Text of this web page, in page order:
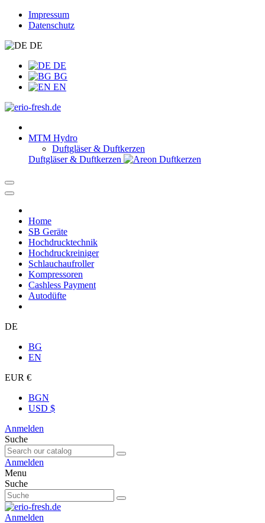
Impressum
Datenschutz
DE
DE
BG
EN
MTM Hydro
Duftgläser & Duftkerzen
Duftgläser & Duftkerzen
Home
SB Geräte
Hochdrucktechnik
Hochdruckreiniger
Schlauchaufroller
Kompressoren
Cashless Payment
Autodüfte
DE
BG
EN
EUR €
BGN
USD $
Anmelden
Suche
Anmelden
Menu
Suche
Anmelden